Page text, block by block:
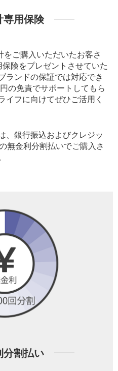
専用保険
ご購入いただいたお客さ
険をプレゼントさせていた
ランドの保証では対応でき
の免責でサポートしてもら
イフに向けてぜひご活用く
、銀行振込およびクレジッ
無金利分割払いでご購入さ
分割払い